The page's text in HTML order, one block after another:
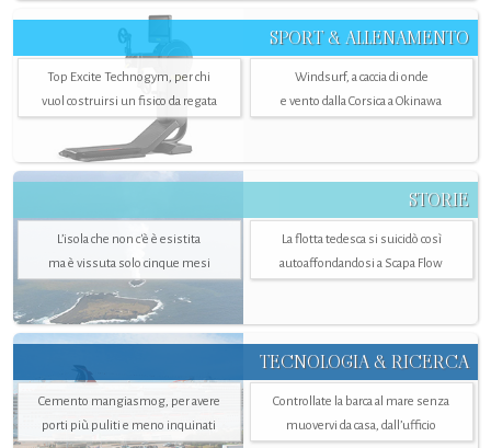
SPORT & ALLENAMENTO
Top Excite Technogym, per chi
vuol costruirsi un fisico da regata
Windsurf, a caccia di onde
e vento dalla Corsica a Okinawa
STORIE
L’isola che non c'è è esistita
ma è vissuta solo cinque mesi
La flotta tedesca si suicidò così
autoaffondandosi a Scapa Flow
TECNOLOGIA & RICERCA
Cemento mangiasmog, per avere
porti più puliti e meno inquinati
Controllate la barca al mare senza
muovervi da casa, dall’ufficio